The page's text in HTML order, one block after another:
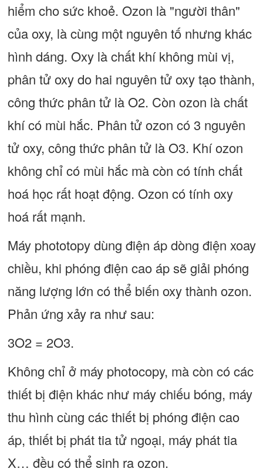
hiểm cho sức khoẻ. Ozon là "người thân"
của oxy, là cùng một nguyên tố nhưng khác
hình dáng. Oxy là chất khí không mùi vị,
phân tử oxy do hai nguyên tử oxy tạo thành,
công thức phân tử là O2. Còn ozon là chất
khí có mùi hắc. Phân tử ozon có 3 nguyên
tử oxy, công thức phân tử là O3. Khí ozon
không chỉ có mùi hắc mà còn có tính chất
hoá học rất hoạt động. Ozon có tính oxy
hoá rất mạnh.
Máy phototopy dùng điện áp dòng điện xoay
chiều, khi phóng điện cao áp sẽ giải phóng
năng lượng lớn có thể biến oxy thành ozon.
Phản ứng xảy ra như sau:
3O2 = 2O3.
Không chỉ ở máy photocopy, mà còn có các
thiết bị điện khác như máy chiếu bóng, máy
thu hình cùng các thiết bị phóng điện cao
áp, thiết bị phát tia tử ngoại, máy phát tia
X… đều có thể sinh ra ozon.